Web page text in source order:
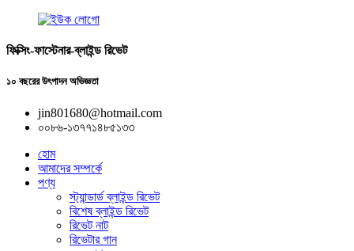
ফিক্সিং-ফাস্টেনার-ব্লাইন্ড রিভেট
১০ বছরের উৎপাদন অভিজ্ঞতা
jin801680@hotmail.com
০০৮৬-১৩৭৭১৪৮৫১৩৩
হোম
আমাদের সম্পর্কে
পণ্য
স্ট্যান্ডার্ড ব্লাইন্ড রিভেট
বিশেষ ব্লাইন্ড রিভেট
রিভেট নাট
রিভেটার গান